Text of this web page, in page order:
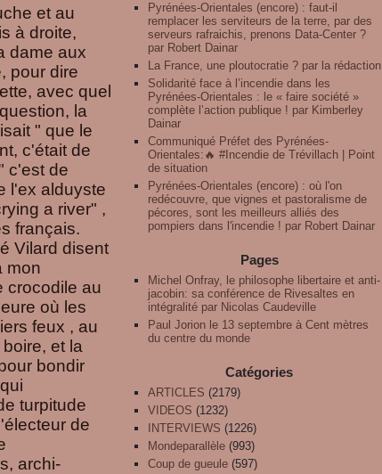
et au
à droite,
dame aux
pour dire
avec quel
la
" que le
c'était de
c'est de
l'ex alduyste
a river" ,
français.
Vilard disent
mon
crocodile au
où les
feux , au
et la
bondir
turpitude
de
archi-
Pyrénées-Orientales (encore) : faut-il
remplacer les serviteurs de la terre, par des
serveurs rafraichis, prenons Data-Center ?
par Robert Dainar
La France, une ploutocratie ? par la rédaction
Solidarité face à l’incendie dans les
Pyrénées-Orientales : le « faire société »
complète l’action publique ! par Kimberley
Dainar
Communiqué Préfet des Pyrénées-
Orientales:🔥 #Incendie de Trévillach | Point
de situation
Pyrénées-Orientales (encore) : où l'on
redécouvre, que vignes et pastoralisme de
pécores, sont les meilleurs alliés des
pompiers dans l'incendie ! par Robert Dainar
Pages
Michel Onfray, le philosophe libertaire et anti-
jacobin: sa conférence de Rivesaltes en
intégralité par Nicolas Caudeville
Paul Jorion le 13 septembre à Cent mètres
du centre du monde
Catégories
ARTICLES (2179)
VIDEOS (1232)
INTERVIEWS (1226)
Mondeparallèle (993)
Coup de gueule (597)